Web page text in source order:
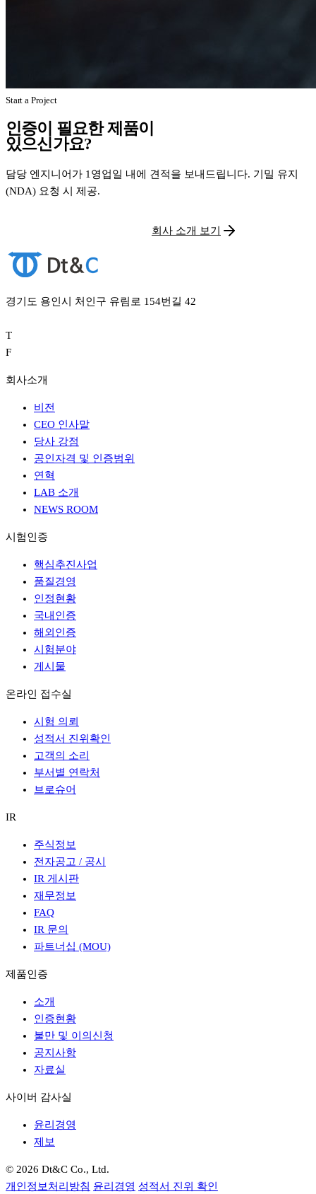
Start a Project
인증이 필요한 제품이
있으신가요?
담당 엔지니어가 1영업일 내에 견적을 보내드립니다. 기밀 유지
(NDA) 요청 시 제공.
회사 소개 보기
경기도 용인시 처인구 유림로 154번길 42
T
F
회사소개
비전
CEO 인사말
당사 강점
공인자격 및 인증범위
연혁
LAB 소개
NEWS ROOM
시험인증
핵심추진사업
품질경영
인정현황
국내인증
해외인증
시험분야
게시물
온라인 접수실
시험 의뢰
성적서 진위확인
고객의 소리
부서별 연락처
브로슈어
IR
주식정보
전자공고 / 공시
IR 게시판
재무정보
FAQ
IR 문의
파트너십 (MOU)
제품인증
소개
인증현황
불만 및 이의신청
공지사항
자료실
사이버 감사실
윤리경영
제보
© 2026 Dt&C Co., Ltd.
개인정보처리방침 윤리경영 성적서 진위 확인